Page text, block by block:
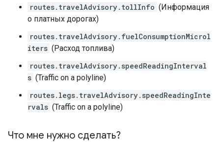
routes.travelAdvisory.tollInfo (Информация
о платных дорогах)
routes.travelAdvisory.fuelConsumptionMicrol
iters (Расход топлива)
routes.travelAdvisory.speedReadingInterval
s (Traffic on a polyline)
routes.legs.travelAdvisory.speedReadingInte
rvals (Traffic on a polyline)
Что мне нужно сделать?